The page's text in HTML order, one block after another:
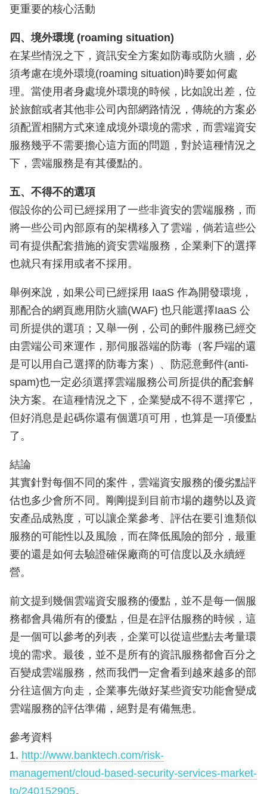
更重要的核心活動
四、境外環境 (roaming situation)
在某些情況之下，資訊安全方案如防毒或防火牆，必
須考慮在境外環境(roaming situation)時要如何處
理。當使用者身處境外環境的時候，比如說出差，位
於旅館或者其他非公司內部網路情況，傳統的方案必
須配置相關方式來達成境外環境的需求，而雲端資安
服務幾乎不需要擔心這方面的問題，對於這種情況之
下，雲端服務是有其優點的。
五、不得不的選項
假設你的公司已經採用了一些非資安的雲端服務，而
將一些公司內部原有的架構移入了雲端，倘若這些公
司有提供配套措施的資安雲端服務，企業剩下的選擇
也就只有採用或者不採用。
舉例來說，如果公司已經採用 IaaS 作為開發環境，
那配合的網頁應用防火牆(WAF) 也只能選擇IaaS 公
司所提供的選項；又舉一例，公司的郵件服務已經交
由雲端公司來運作，那伺服器端的防毒（客戶端的還
是可以用自己選擇的防毒方案）、防惡意郵件(anti-
spam)也一定必須選擇雲端服務公司所提供的配套解
決方案。在這種情況之下，企業變成不得不選擇它，
但好消息是起碼你還有個選項可用，也算是一項優點
了。
結論
其實針對每個不同的案件，雲端資安服務的優劣點評
估也多少會所不同。剛剛提到目前市場的趨勢以及資
安產品成熟度，可以讓企業參考、評估在要引進類似
服務的可能性以及風險，而在降低風險的部分，最重
要的還是如何去驗證確保廠商的可信度以及永續經
營。
前文提到幾個雲端資安服務的優點，並不是每一個服
務都會具備所有的優點，但是在評估服務的時候，這
是一個可以參考的列表，企業可以從這些點去考量環
境的需求。最後，並不是所有的資訊服務都會百分之
百變成雲端服務，然而我們一定會看到越來越多的部
分往這個方向走，企業事先做好某些資安功能會變成
雲端服務的評估準備，絕對是有備無患。
參考資料
1. http://www.banktech.com/risk-
management/cloud-based-security-services-market-
to/240152905。